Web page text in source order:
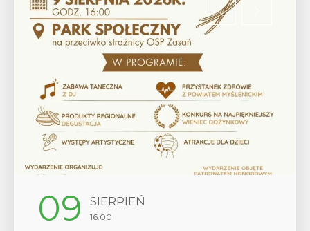
12 SIERPIEŃ